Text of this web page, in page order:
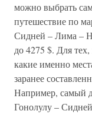
можно выбрать
путешествие по
Сидней – Лима –
до 4275 $. Для
какие именно
заранее
Например, самый
Гонолулу –